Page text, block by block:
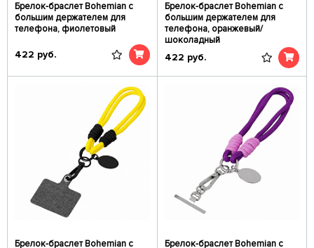
Брелок-браслет Bohemian c
большим держателем для
телефона, фиолетовый
422 руб.
Брелок-браслет Bohemian c
большим держателем для
телефона, оранжевый/
шоколадный
422 руб.
Брелок-браслет Bohemian c
Брелок-браслет Bohemian c